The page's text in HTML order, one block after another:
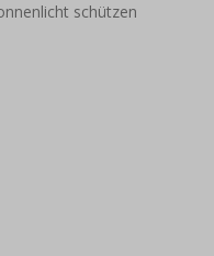
schützen